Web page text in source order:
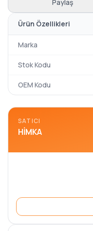
Paylaş
Ürün Özellikleri
Marka
Stok Kodu
OEM Kodu
SATICI
HIMKA